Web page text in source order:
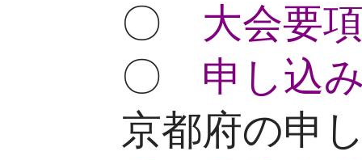
〇 大会要
〇 申し込
京都府の申